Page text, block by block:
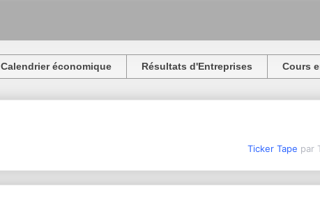
Calendrier économique Résultats d'Entreprises Cours
Ticker Tape par